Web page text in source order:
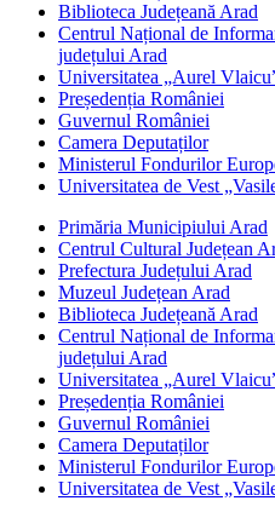
Biblioteca Județeană Arad
Centrul Național de
județului Arad
Universitatea „Aurel
Președenția României
Guvernul României
Camera Deputaților
Ministerul Fondurilor
Universitatea de Vest
Primăria Municipiului Arad
Centrul Cultural Județean
Prefectura Județului Arad
Muzeul Județean Arad
Biblioteca Județeană Arad
Centrul Național de
județului Arad
Universitatea „Aurel
Președenția României
Guvernul României
Camera Deputaților
Ministerul Fondurilor
Universitatea de Vest